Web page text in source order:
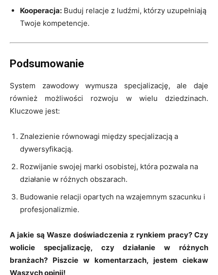
Kooperacja: Buduj relacje z ludźmi, którzy uzupełniają
Twoje kompetencje.
Podsumowanie
System zawodowy wymusza specjalizację, ale daje
również możliwości rozwoju w wielu dziedzinach.
Kluczowe jest:
Znalezienie równowagi między specjalizacją a
dywersyfikacją.
Rozwijanie swojej marki osobistej, która pozwala na
działanie w różnych obszarach.
Budowanie relacji opartych na wzajemnym szacunku i
profesjonalizmie.
A jakie są Wasze doświadczenia z rynkiem pracy? Czy
wolicie specjalizację, czy działanie w różnych
branżach? Piszcie w komentarzach, jestem ciekaw
Waszych opinii!